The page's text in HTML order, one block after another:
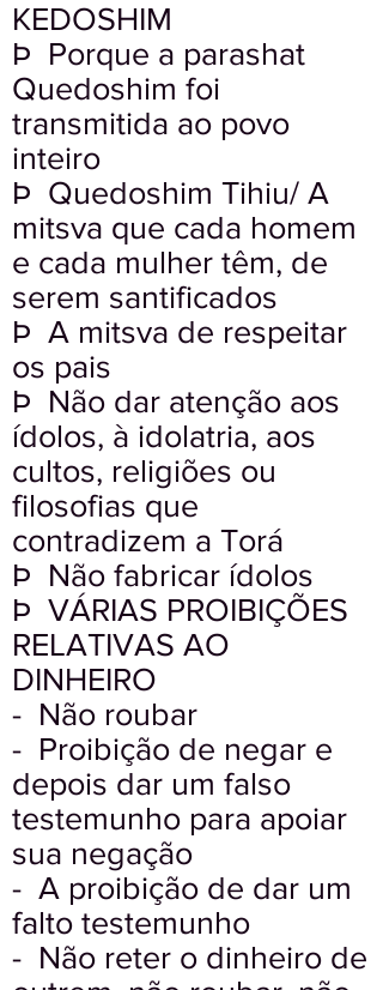
KEDOSHIM
Þ Porque a parashat
Quedoshim foi
transmitida ao povo
inteiro
Þ Quedoshim Tihiu/ A
mitsva que cada homem
e cada mulher têm, de
serem santificados
Þ A mitsva de respeitar
os pais
Þ Não dar atenção aos
ídolos, à idolatria, aos
cultos, religiões ou
filosofias que
contradizem a Torá
Þ Não fabricar ídolos
Þ VÁRIAS PROIBIÇÕES
RELATIVAS AO
DINHEIRO
- Não roubar
- Proibição de negar e
depois dar um falso
testemunho para apoiar
sua negação
- A proibição de dar um
falto testemunho
- Não reter o dinheiro de